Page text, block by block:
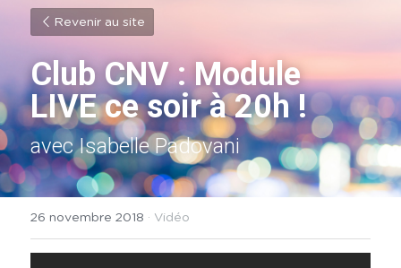
Revenir au site
Club CNV : Module
LIVE ce soir à 20h !
avec Isabelle Padovani
26 novembre 2018 · Vidéo